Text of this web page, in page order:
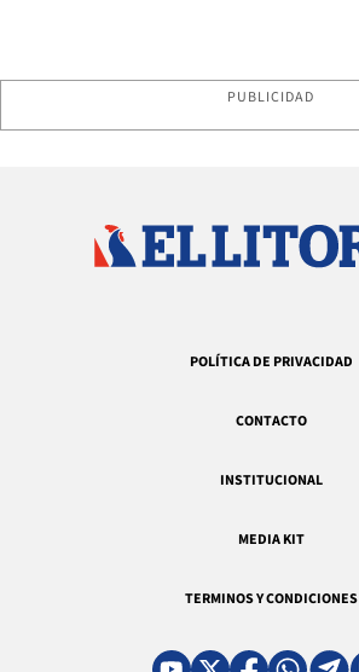
PUBLICIDAD
POLÍTICA DE PRIVACIDAD
CONTACTO
INSTITUCIONAL
MEDIA KIT
TERMINOS Y CONDICIONES